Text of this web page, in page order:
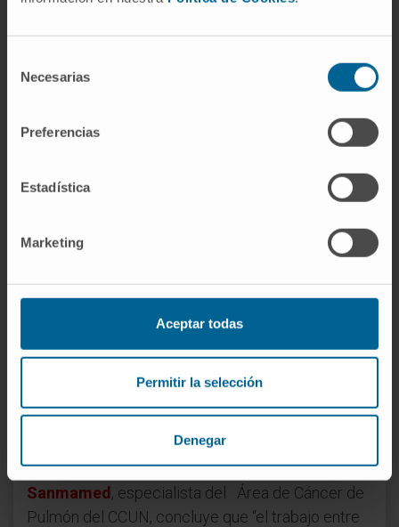
Necesarias
Preferencias
Estadística
Marketing
Aceptar todas
Permitir la selección
Denegar
especialistas del
investigación. Bajo
Carlos de Andrea,
especialista del Servicio de Anatomía Patológica
de la Clínica, explica que “en este estudio hemos
permite visualizar y cuantificar múltiples células
del sistema inmune y sus interacciones con las
células tumorales. Nuestro objetivo era
evidenciar que se producían esos cambios en el
ambiente tumoral inducidos por el tratamiento”.
Por su parte, elDr. Miguel Fernández de
Sanmamed, especialista del Área de Cáncer de
Pulmón del CCUN, concluye que “el trabajo entre